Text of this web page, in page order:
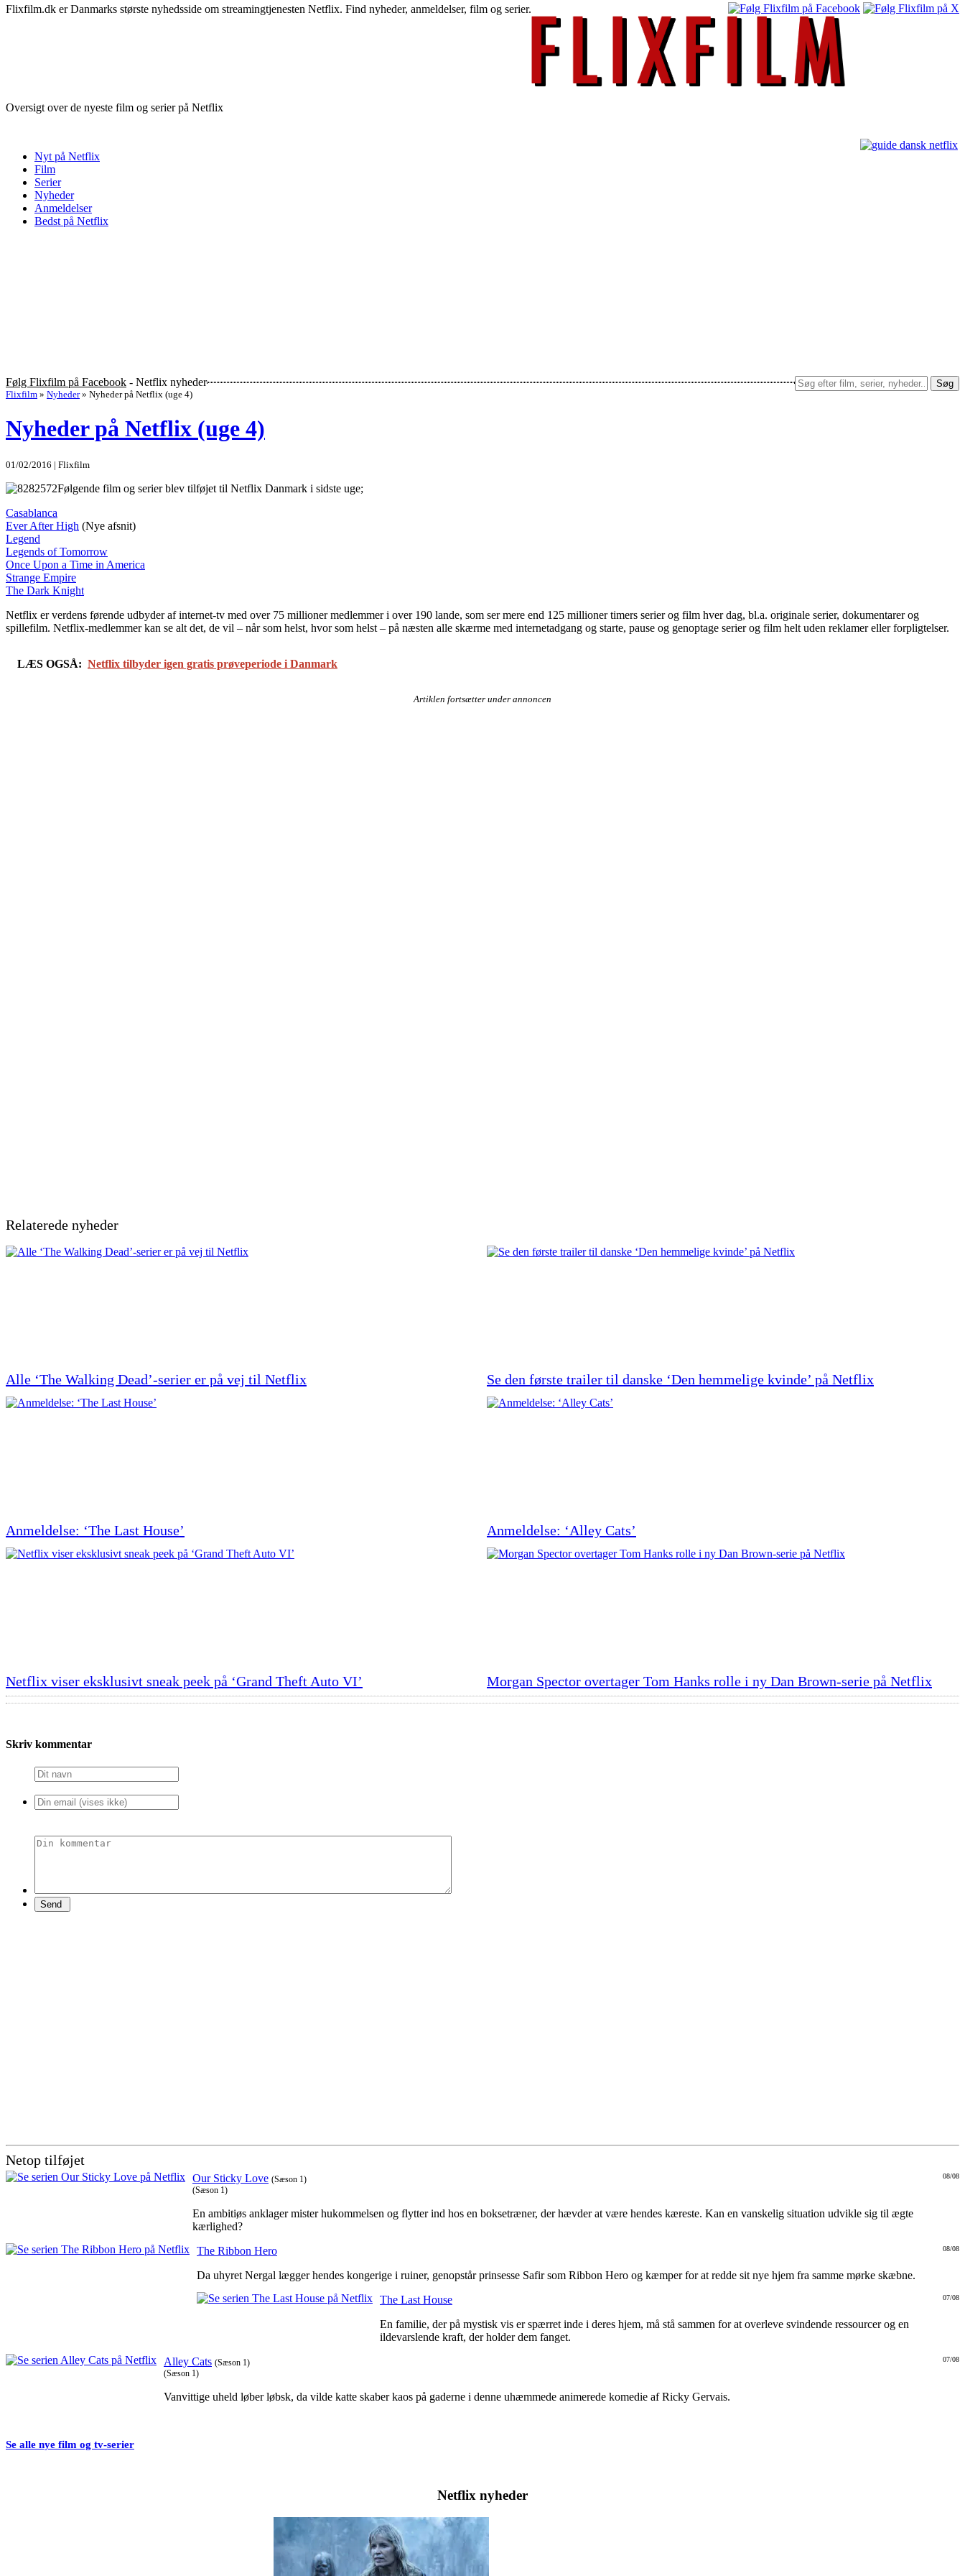
Flixfilm.dk er Danmarks største nyhedsside om streamingtjenesten Netflix. Find nyheder, anmeldelser, film og serier.
Oversigt over de nyeste film og serier på Netflix
Nyt på Netflix
Film
Serier
Nyheder
Anmeldelser
Bedst på Netflix
Følg Flixfilm på Facebook - Netflix nyheder
Søg
Flixfilm » Nyheder » Nyheder på Netflix (uge 4)
Nyheder på Netflix (uge 4)
01/02/2016 | Flixfilm
Følgende film og serier blev tilføjet til Netflix Danmark i sidste uge;
Casablanca
Ever After High (Nye afsnit)
Legend
Legends of Tomorrow
Once Upon a Time in America
Strange Empire
The Dark Knight
Netflix er verdens førende udbyder af internet-tv med over 75 millioner medlemmer i over 190 lande, som ser mere end 125 millioner timers serier og film hver dag, bl.a. originale serier, dokumentarer og
spillefilm. Netflix-medlemmer kan se alt det, de vil – når som helst, hvor som helst – på næsten alle skærme med internetadgang og starte, pause og genoptage serier og film helt uden reklamer eller forpligtelser.
LÆS OGSÅ: Netflix tilbyder igen gratis prøveperiode i Danmark
Artiklen fortsætter under annoncen
Relaterede nyheder
Alle ‘The Walking Dead’-serier er på vej til Netflix Se den første trailer til danske ‘Den hemmelige kvinde’ på Netflix
Anmeldelse: ‘The Last House’ Anmeldelse: ‘Alley Cats’
Netflix viser eksklusivt sneak peek på ‘Grand Theft Auto VI’ Morgan Spector overtager Tom Hanks rolle i ny Dan Brown-serie på Netflix
Skriv kommentar
Netop tilføjet
08/08
Our Sticky Love (Sæson 1)
(Sæson 1)
En ambitiøs anklager mister hukommelsen og flytter ind hos en boksetræner, der hævder at være hendes kæreste. Kan en vanskelig situation udvikle sig til ægte
kærlighed?
08/08
The Ribbon Hero
Da uhyret Nergal lægger hendes kongerige i ruiner, genopstår prinsesse Safir som Ribbon Hero og kæmper for at redde sit nye hjem fra samme mørke skæbne.
07/08
The Last House
En familie, der på mystisk vis er spærret inde i deres hjem, må stå sammen for at overleve svindende ressourcer og en
ildevarslende kraft, der holder dem fanget.
07/08
Alley Cats (Sæson 1)
(Sæson 1)
Vanvittige uheld løber løbsk, da vilde katte skaber kaos på gaderne i denne uhæmmede animerede komedie af Ricky Gervais.
Se alle nye film og tv-serier
Netflix nyheder